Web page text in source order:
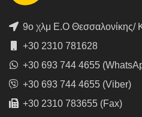
9ο χλμ Ε.Ο Θεσσαλονίκης/
+30 2310 781628
+30 693 744 4655
+30 693 744 4655 (Viber)
+30 2310 783655 (Fax)